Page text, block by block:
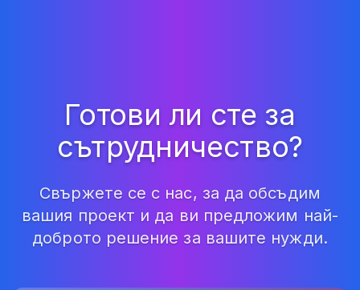
Готови ли сте за
сътрудничество?
Свържете се с нас, за да обсъдим
вашия проект и да ви предложим най-
доброто решение за вашите нужди.